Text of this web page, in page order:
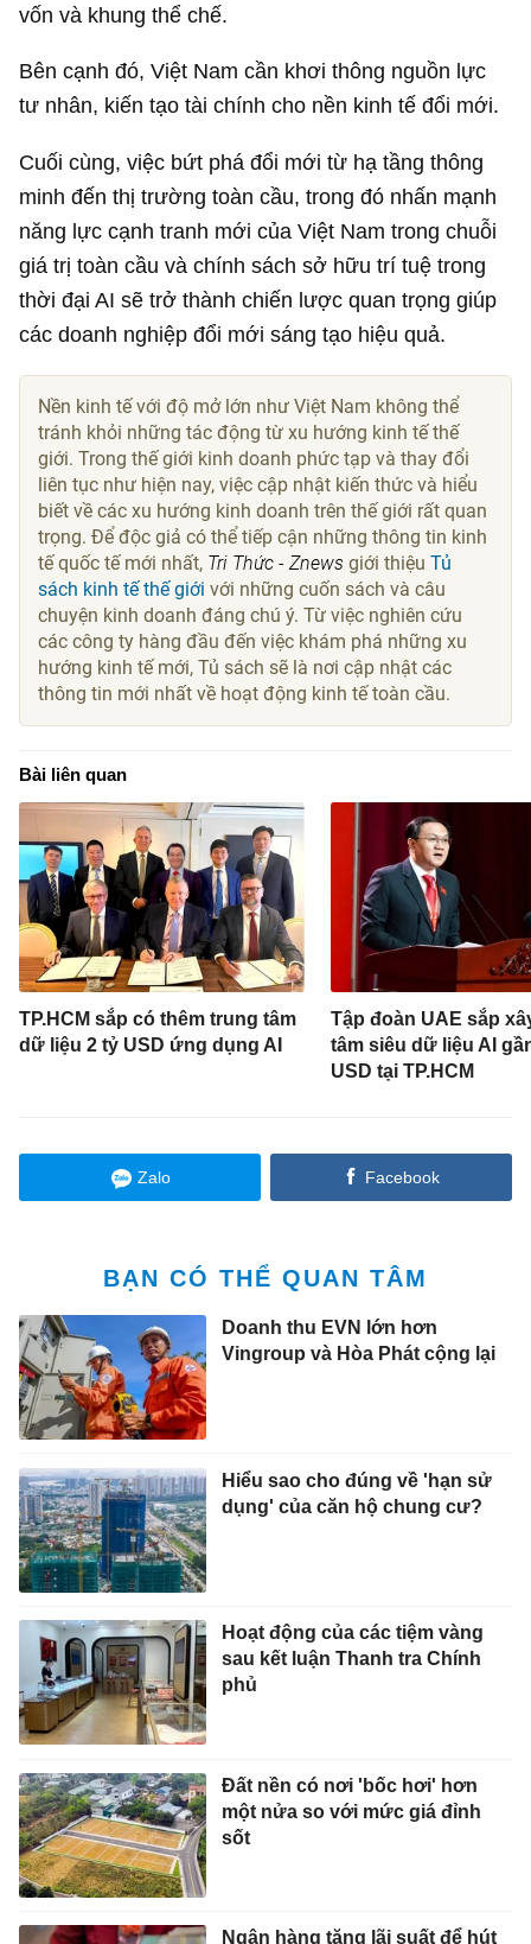
vốn và khung thể chế.
Bên cạnh đó, Việt Nam cần khơi thông nguồn lực
tư nhân, kiến tạo tài chính cho nền kinh tế đổi mới.
Cuối cùng, việc bứt phá đổi mới từ hạ tầng thông
minh đến thị trường toàn cầu, trong đó nhấn mạnh
năng lực cạnh tranh mới của Việt Nam trong chuỗi
giá trị toàn cầu và chính sách sở hữu trí tuệ trong
thời đại AI sẽ trở thành chiến lược quan trọng giúp
các doanh nghiệp đổi mới sáng tạo hiệu quả.
Nền kinh tế với độ mở lớn như Việt Nam không thể
tránh khỏi những tác động từ xu hướng kinh tế thế
giới. Trong thế giới kinh doanh phức tạp và thay đổi
liên tục như hiện nay, việc cập nhật kiến thức và hiểu
biết về các xu hướng kinh doanh trên thế giới rất quan
trọng. Để độc giả có thể tiếp cận những thông tin kinh
tế quốc tế mới nhất, Tri Thức - Znews giới thiệuTủ
sách kinh tế thế giới với những cuốn sách và câu
chuyện kinh doanh đáng chú ý. Từ việc nghiên cứu
các công ty hàng đầu đến việc khám phá những xu
hướng kinh tế mới, Tủ sách sẽ là nơi cập nhật các
thông tin mới nhất về hoạt động kinh tế toàn cầu.
Bài liên quan
TP.HCM sắp có thêm trung tâm
dữ liệu 2 tỷ USD ứng dụng AI
Tập đoàn UAE sắp
tâm siêu dữ liệu AI
USD tại TP.HCM
Zalo Facebook
BẠN CÓ THỂ QUAN TÂM
Doanh thu EVN lớn hơn
Vingroup và Hòa Phát cộng lại
Hiểu sao cho đúng về 'hạn sử
dụng' của căn hộ chung cư?
Hoạt động của các tiệm vàng
sau kết luận Thanh tra Chính
phủ
Đất nền có nơi 'bốc hơi' hơn
một nửa so với mức giá đỉnh
sốt
Ngân hàng tặng lãi suất để hút